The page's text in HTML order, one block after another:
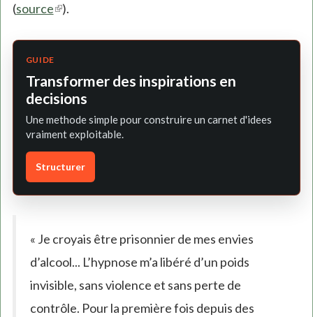
(source(link
external)
).
GUIDE
Transformer des inspirations en
decisions
Une methode simple pour construire un carnet d'idees
vraiment exploitable.
Structurer
« Je croyais être prisonnier de mes envies
d’alcool... L’hypnose m’a libéré d’un poids
invisible, sans violence et sans perte de
contrôle. Pour la première fois depuis des